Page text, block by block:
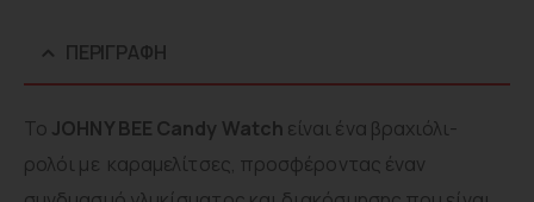
ΠΕΡΙΓΡΑΦΉ
Το JOHNY BEE Candy Watch είναι ένα βραχιόλι-
ρολόι με καραμελίτσες, προσφέροντας έναν